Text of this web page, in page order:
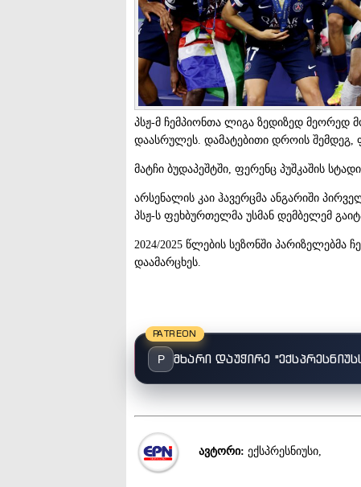
პსჟ-მ ჩემპიონთა ლიგა ზედიზედ მეორედ
დაასრულეს. დამატებითი დროის შემდეგ,
მატჩი ბუდაპეშტში, ფერენც პუშკაშის
არსენალის კაი ჰავერცმა ანგარიში
პსჟ-ს ფეხბურთელმა უსმან დემბელემ
2024/2025 წლების სეზონში პარიზელებმა
დაამარცხეს.
PATREON
P მხარი დაუჭირე
ავტორი: ექსპრესნიუსი,